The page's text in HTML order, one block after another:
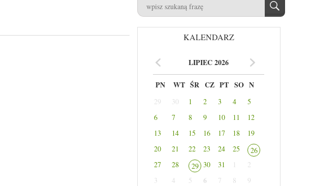
KALENDARZ
LIPIEC 2026
PN WT ŚR CZ PT SO N
29 30 1 2 3 4
5
6
7 8 9 10 11
12
13
14 15 16 17 18
19
20
21 22 23 24 25
26
27
28 29 30 31 1
2
3
4 5 6 7 8 9